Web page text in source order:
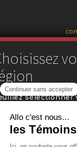
Trouver
sélectionner
pour